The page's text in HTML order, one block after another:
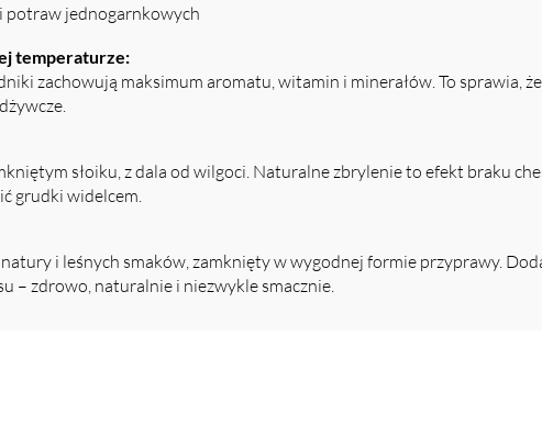
potraw jednogarnkowych
temperaturze:
zachowują maksimum aromatu, witamin i minerałów. To sprawia,
słoiku, z dala od wilgoci. Naturalne zbrylenie to efekt braku
grudki widelcem.
i leśnych smaków, zamknięty w wygodnej formie przyprawy.
– zdrowo, naturalnie i niezwykle smacznie.